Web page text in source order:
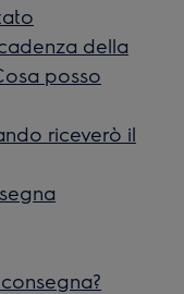
della
posso
riceverò il